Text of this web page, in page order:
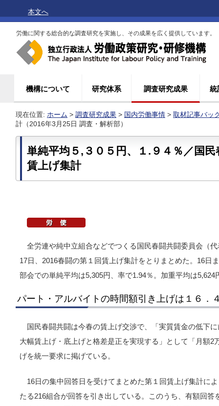
本文へ
労働に関する総合的な調査研究を実施し、その成果を広く提供しています。
機構について 研究体系 調査研究成果 統
現在位置: ホーム > 調査研究成果 > 国内労働事情 > 取材記事バッ
計（2016年3月25日 調査・解析部）
単純平均５,３０５円、１.９４％／国
賃上げ集計
全労連や純中立組合などでつくる国民春闘共闘委員会（
17日、2016春闘の第１回賃上げ集計をとりまとめた。16日
部会での単純平均は5,305円、率で1.94％。加重平均は5,624
パート・アルバイトの時間額引き上げは１６．
国民春闘共闘は今春の賃上げ交渉で、「実質賃金の低下
大幅賃上げ・底上げと格差是正を実現する」として「月額2
げを統一要求に掲げている。
16日の集中回答日を受けてまとめた第１回賃上げ集計に
たる216組合が回答を引き出している。このうち、有額回答